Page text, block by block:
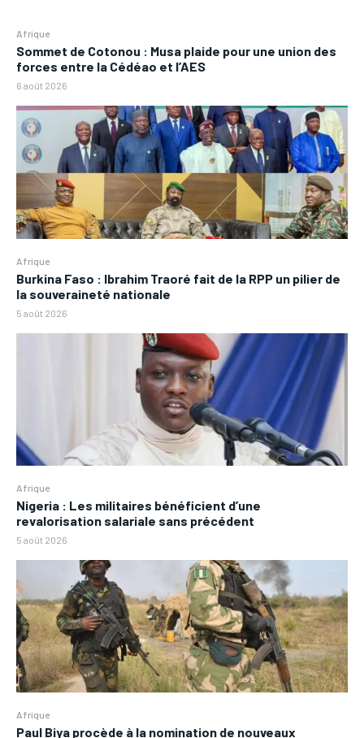
Afrique
Sommet de Cotonou : Musa plaide pour une union des
forces entre la Cédéao et l’AES
6 août 2026
Afrique
Burkina Faso : Ibrahim Traoré fait de la RPP un pilier de
la souveraineté nationale
5 août 2026
Afrique
Nigeria : Les militaires bénéficient d’une
revalorisation salariale sans précédent
5 août 2026
Afrique
Paul Biya procède à la nomination de nouveaux